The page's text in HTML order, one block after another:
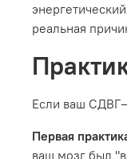
реальная
Если ваш
Первая
ваш мозг был